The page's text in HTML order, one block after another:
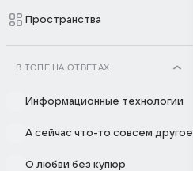
Пространства
В ТОПЕ НА ОТВЕТАХ
Информационные технологии
А сейчас что-то совсем другое
О любви без купюр